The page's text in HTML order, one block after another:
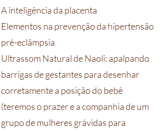
A inteligência da placenta
Elementos na prevenção da hipertensão
pré-eclâmpsia
Ultrassom Natural de Naoli: apalpando
barrigas de gestantes para desenhar
corretamente a posição do bebê
(teremos o prazer e a companhia de um
grupo de mulheres grávidas para